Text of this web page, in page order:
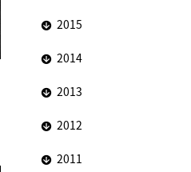
2015
2014
2013
2012
2011